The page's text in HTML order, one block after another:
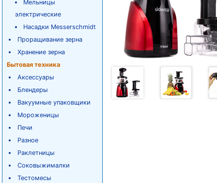
Мельницы
электрические
Насадки Messerschmidt
Проращивание зерна
Хранение зерна
Бытовая техника
Аксессуары
Блендеры
Вакуумные упаковщики
Мороженицы
Печи
Разное
Раклетницы
Соковыжималки
Тестомесы